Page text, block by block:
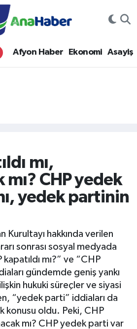
Afyon Haber Ekonomi Asayiş
mı,
mı? CHP yedek
yedek partinin
Kurultayı hakkında verilen
sonrası sosyal medyada
mı?” ve “CHP
gündemde geniş yankı
hukuki süreçler ve siyasi
“yedek parti” iddiaları da
konusu oldu. Peki, CHP
mı? CHP yedek parti var
Nöbetçi Eczaneler
Durumu
Namaz Vakitleri
Yoğunluk Haritası